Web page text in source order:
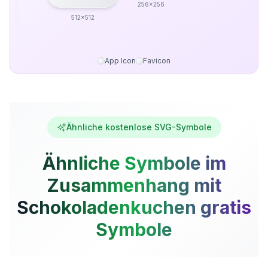
512x512
256x256
App Icon Favicon
Ähnliche kostenlose SVG-Symbole
Ähnliche Symbole im
Zusammenhang mit
Schokoladenkuchen gratis
Symbole